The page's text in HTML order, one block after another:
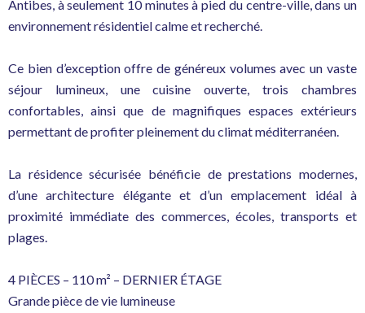
Antibes, à seulement 10 minutes à pied du centre-ville, dans un
environnement résidentiel calme et recherché.
Ce bien d’exception offre de généreux volumes avec un vaste
séjour lumineux, une cuisine ouverte, trois chambres
confortables, ainsi que de magnifiques espaces extérieurs
permettant de profiter pleinement du climat méditerranéen.
La résidence sécurisée bénéficie de prestations modernes,
d’une architecture élégante et d’un emplacement idéal à
proximité immédiate des commerces, écoles, transports et
plages.
4 PIÈCES – 110 m² – DERNIER ÉTAGE
Grande pièce de vie lumineuse